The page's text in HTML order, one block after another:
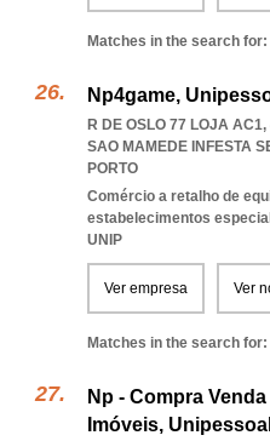
Matches in the search for:
Np4game,
R DE OSLO 77 LOJA
SAO MAMEDE INFESTA
PORTO
Comércio a retalho de
estabelecimentos
UNIP
Ver empresa Ver
Matches in the search for:
Np - Compra
Imóveis,